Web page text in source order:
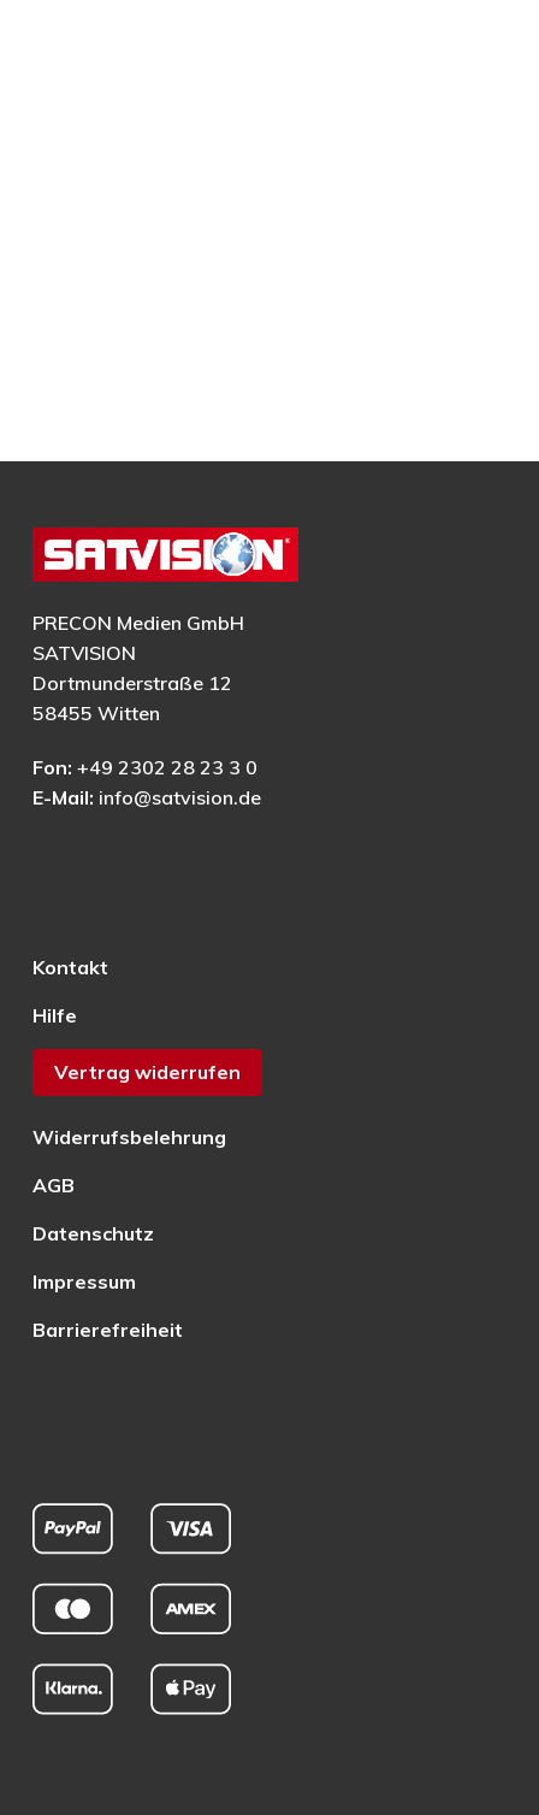
PRECON Medien GmbH
SATVISION
Dortmunderstraße 12
58455 Witten
Fon: +49 2302 28 23 3 0
E-Mail: info@satvision.de
Kontakt
Hilfe
Vertrag widerrufen
Widerrufsbelehrung
AGB
Datenschutz
Impressum
Barrierefreiheit